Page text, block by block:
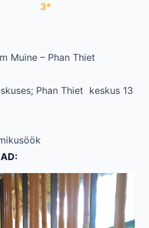
3*
Muine – Phan Thiet
Phan Thiet keskus 13